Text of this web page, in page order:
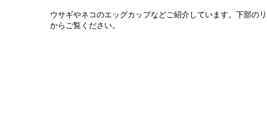
ウサギやネコのエッグカップなどご紹介しています。下部の
からご覧ください。